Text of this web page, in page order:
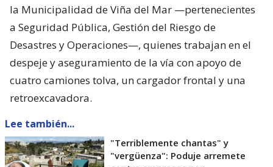
la Municipalidad de Viña del Mar —pertenecientes
a Seguridad Pública, Gestión del Riesgo de
Desastres y Operaciones—, quienes trabajan en el
despeje y aseguramiento de la vía con apoyo de
cuatro camiones tolva, un cargador frontal y una
retroexcavadora.
Lee también...
"Terriblemente chantas" y
"vergüenza": Poduje arremete